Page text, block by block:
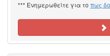
*** Ενημερωθείτε για το πως